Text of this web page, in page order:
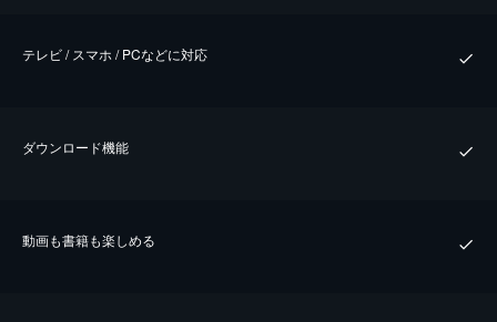
テレビ / スマホ / PCなどに対応
ダウンロード機能
動画も書籍も楽しめる